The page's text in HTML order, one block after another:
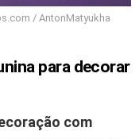
/ AntonMatyukha
para decorar
com